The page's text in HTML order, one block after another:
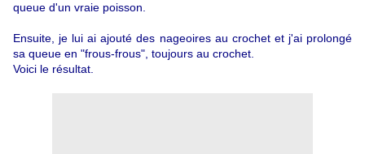
queue d'un vraie poisson.
Ensuite, je lui ai ajouté des nageoires au crochet et j'ai prolongé
sa queue en "frous-frous", toujours au crochet.
Voici le résultat.